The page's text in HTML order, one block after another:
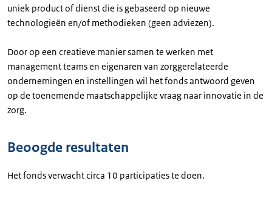
uniek product of dienst die is gebaseerd op nieuwe
technologieën en/of methodieken (geen adviezen).
Door op een creatieve manier samen te werken met
management teams en eigenaren van zorggerelateerde
ondernemingen en instellingen wil het fonds antwoord geven
op de toenemende maatschappelijke vraag naar innovatie in de
zorg.
Beoogde resultaten
Het fonds verwacht circa 10 participaties te doen.